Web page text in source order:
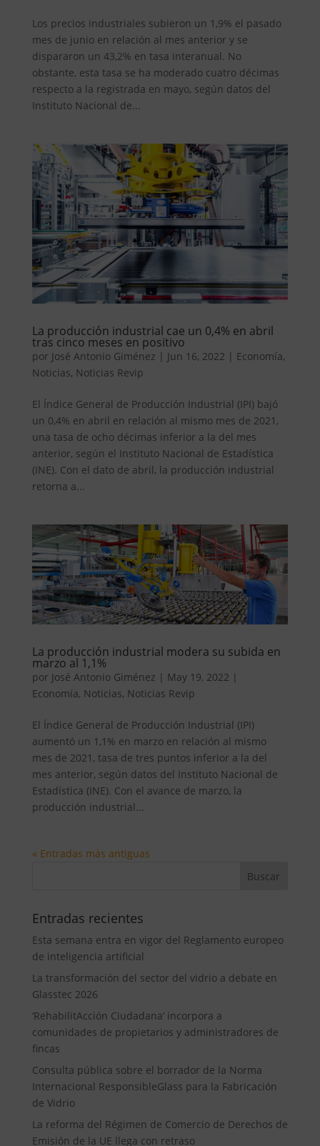
Los precios industriales subieron un 1,9% el pasado
mes de junio en relación al mes anterior y se
dispararon un 43,2% en tasa interanual. No
obstante, esta tasa se ha moderado cuatro décimas
respecto a la registrada en mayo, según datos del
Instituto Nacional de...
La producción industrial cae un 0,4% en abril
tras cinco meses en positivo
por José Antonio Giménez | Jun 16, 2022 | Economía,
Noticias, Noticias Revip
El Índice General de Producción Industrial (IPI) bajó
un 0,4% en abril en relación al mismo mes de 2021,
una tasa de ocho décimas inferior a la del mes
anterior, según el Instituto Nacional de Estadística
(INE). Con el dato de abril, la producción industrial
retorna a...
La producción industrial modera su subida en
marzo al 1,1%
por José Antonio Giménez | May 19, 2022 |
Economía, Noticias, Noticias Revip
El Índice General de Producción Industrial (IPI)
aumentó un 1,1% en marzo en relación al mismo
mes de 2021, tasa de tres puntos inferior a la del
mes anterior, según datos del Instituto Nacional de
Estadística (INE). Con el avance de marzo, la
producción industrial...
« Entradas más antiguas
Entradas recientes
Esta semana entra en vigor del Reglamento europeo
de inteligencia artificial
La transformación del sector del vidrio a debate en
Glasstec 2026
‘RehabilitAcción Ciudadana’ incorpora a
comunidades de propietarios y administradores de
fincas
Consulta pública sobre el borrador de la Norma
Internacional ResponsibleGlass para la Fabricación
de Vidrio
La reforma del Régimen de Comercio de Derechos de
Emisión de la UE llega con retraso